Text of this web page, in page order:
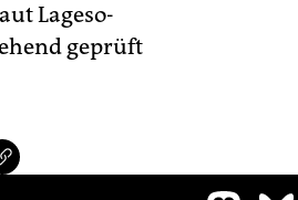
Lageso-
geprüft